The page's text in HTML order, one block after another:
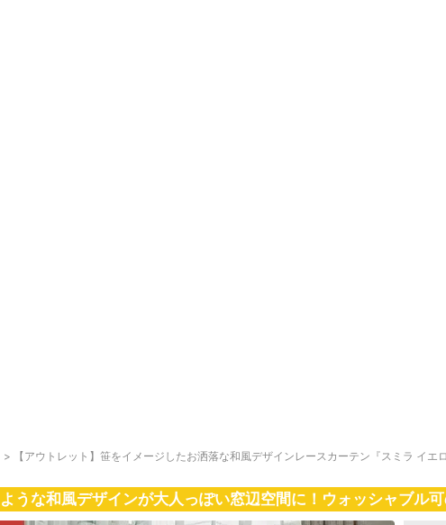
> 【アウトレット】笹をイメージしたお洒落な和風デザインレースカーテン『スミラ イエロ
うな和風デザインが大人っぽい窓辺空間に！ウォッシャブル